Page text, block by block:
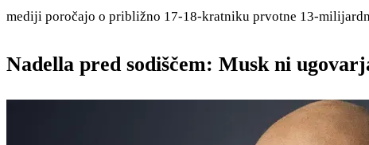
mediji poročajo o približno 17-18-kratniku prvotne 13-
Nadella pred sodiščem: Musk ni